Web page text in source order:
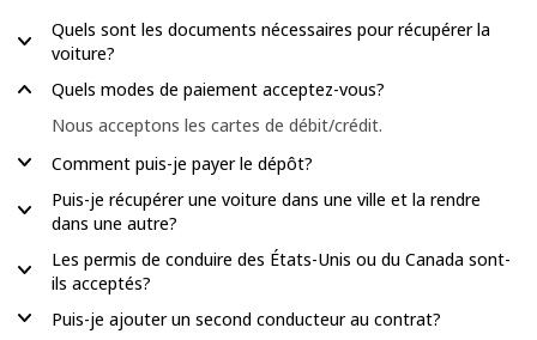
Quels sont les documents nécessaires pour récupérer la
voiture?
Quels modes de paiement acceptez-vous?
Nous acceptons les cartes de débit/crédit.
Comment puis-je payer le dépôt?
Puis-je récupérer une voiture dans une ville et la rendre
dans une autre?
Les permis de conduire des États-Unis ou du Canada sont-
ils acceptés?
Puis-je ajouter un second conducteur au contrat?